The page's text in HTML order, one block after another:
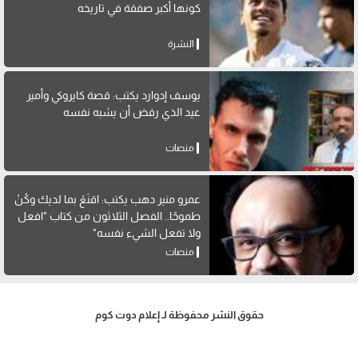
كونها أكبر صفقة في تاريخه
النشرة
يوسف إدوارد يكتب: قصة كايروكي وأمير
عيد الذي رفض أن يشبه نفسه
منصات
عمرو منير دهب يكتب: اقنَعْ بما لديك وكُنْ
طموحًا.. الفصل الثلاثون من كتاب "افعل
ولا تفعل الشيء نفسه"
منصات
حقوق النشر محفوظة لـ إعلام دوت كوم